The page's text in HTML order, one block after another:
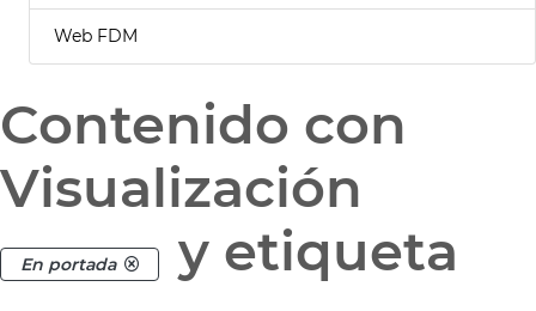
Web FDM
Contenido con
Visualización
En portada
y etiqueta